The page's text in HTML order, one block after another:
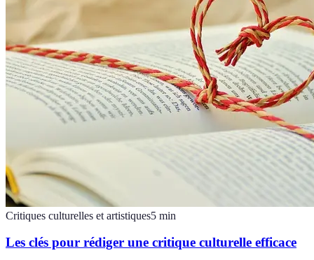
Critiques culturelles et artistiques5 min
Les clés pour rédiger une critique culturelle efficace